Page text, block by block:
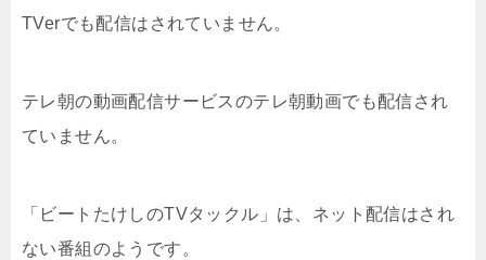
TVerでも配信はされていません。
テレ朝の動画配信サービスのテレ朝動画でも配信され
ていません。
「ビートたけしのTVタックル」は、ネット配信はされ
ない番組のようです。